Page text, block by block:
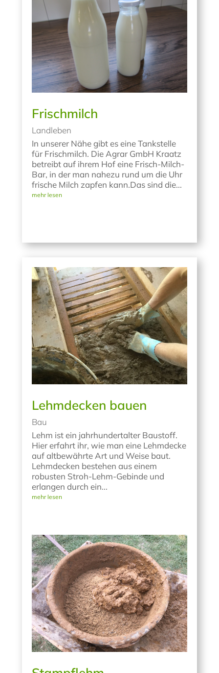
Frischmilch
Landleben
In unserer Nähe gibt es eine Tankstelle
für Frischmilch. Die Agrar GmbH Kraatz
betreibt auf ihrem Hof eine Frisch-Milch-
Bar, in der man nahezu rund um die Uhr
frische Milch zapfen kann.Das sind die...
mehr lesen
Lehmdecken bauen
Bau
Lehm ist ein jahrhundertalter Baustoff.
Hier erfahrt ihr, wie man eine Lehmdecke
auf altbewährte Art und Weise baut.
Lehmdecken bestehen aus einem
robusten Stroh-Lehm-Gebinde und
erlangen durch ein...
mehr lesen